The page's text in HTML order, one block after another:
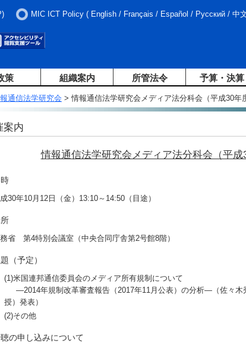
MIC ICT Policy ( English / Français / Español / Русский / 中
策 組織案内 所管法令 予算・決算
通信法学研究会 > 情報通信法学研究会メディア法分科会（平成30年
案内
情報通信法学研究会メディア法分科会（平成
30年10月12日（金）13:10～14:50（目途）
省 第4特別会議室（中央合同庁舎第2号館8階）
（予定）
(1)米国連邦通信委員会のメディア所有規制について
―2014年規制改革審査報告（2017年11月公表）の分析―（佐々木
授）発表）
(2)その他
の申し込みについて